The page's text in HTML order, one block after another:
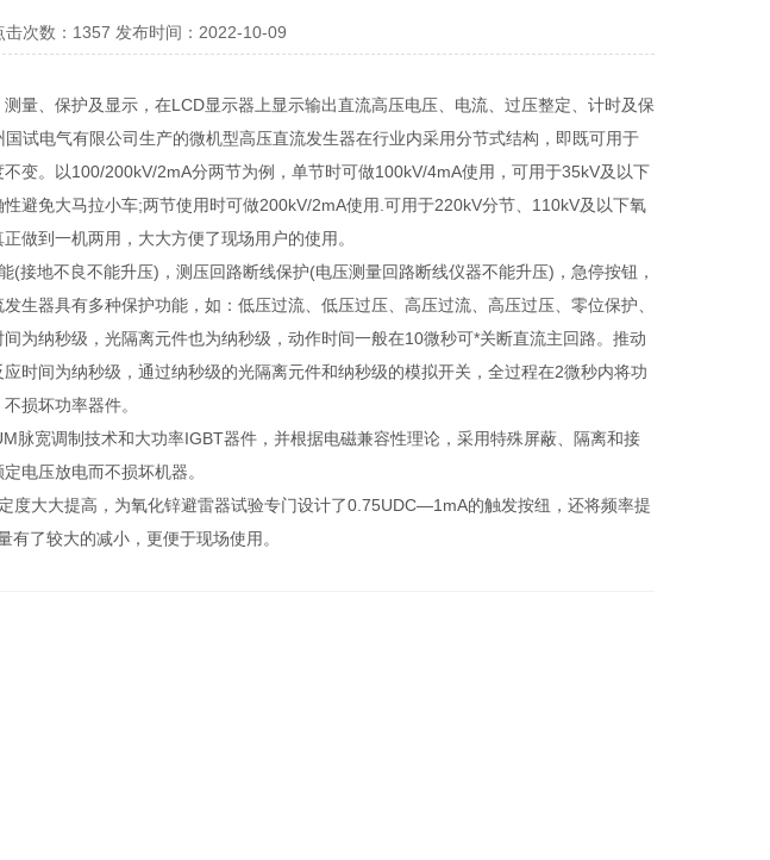
击次数：1357 发布时间：2022-10-09
、保护及显示，在LCD显示器上显示输出直流高压电压、电流、过压整定、计时及保
国试电气有限公司生产的微机型高压直流发生器在行业内采用分节式结构，即既可用于
变。以100/200kV/2mA分两节为例，单节时可做100kV/4mA使用，可用于35kV及以下
性避免大马拉小车;两节使用时可做200kV/2mA使用.可用于220kV分节、110kV及以下氧
一机两用，大大方便了现场用户的使用。
不良不能升压)，测压回路断线保护(电压测量回路断线仪器不能升压)，急停按钮，
种保护功能，如：低压过流、低压过压、高压过流、高压过压、零位保护、
间为纳秒级，光隔离元件也为纳秒级，动作时间一般在10微秒可*关断直流主回路。推动
时间为纳秒级，通过纳秒级的光隔离元件和纳秒级的模拟开关，全过程在2微秒内将功
损坏功率器件。
宽调制技术和大功率IGBT器件，并根据电磁兼容性理论，采用特殊屏蔽、隔离和接
压放电而不损坏机器。
度大大提高，为氧化锌避雷器试验专门设计了0.75UDC—1mA的触发按纽，还将频率提
大的减小，更便于现场使用。